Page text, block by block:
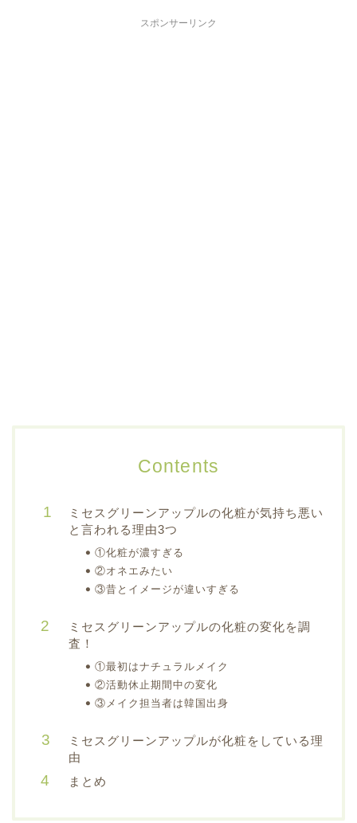
スポンサーリンク
Contents
ミセスグリーンアップルの化粧が気持ち悪い
と言われる理由3つ
①化粧が濃すぎる
②オネエみたい
③昔とイメージが違いすぎる
ミセスグリーンアップルの化粧の変化を調
査！
①最初はナチュラルメイク
②活動休止期間中の変化
③メイク担当者は韓国出身
ミセスグリーンアップルが化粧をしている理
由
まとめ